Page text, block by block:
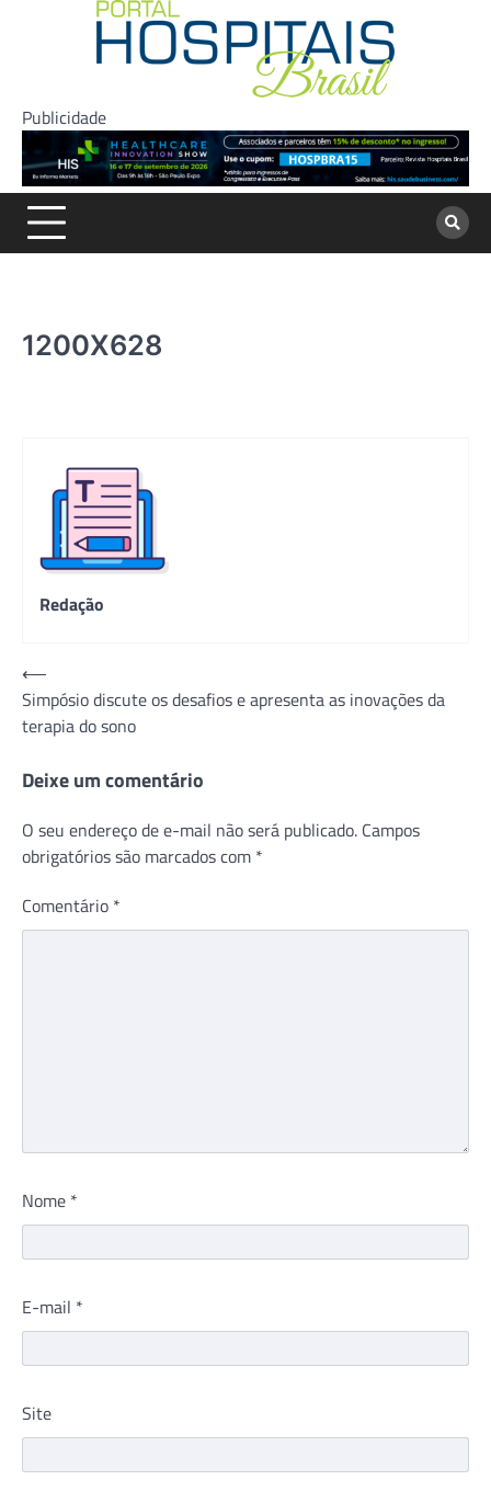
Publicidade
1200X628
Redação
Navegação
de
Post
⟵
Simpósio discute os desafios e apresenta as inovações da
terapia do sono
Deixe um comentário
O seu endereço de e-mail não será publicado. Campos
obrigatórios são marcados com *
Comentário *
Nome *
E-mail *
Site